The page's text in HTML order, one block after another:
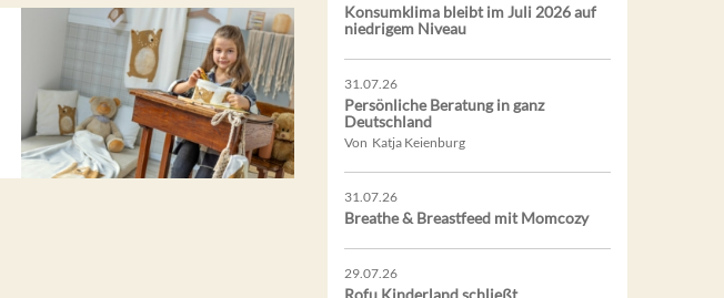
Konsumklima bleibt im Juli 2026 auf
niedrigem Niveau
31.07.26
Persönliche Beratung in ganz
Deutschland
Von Katja Keienburg
31.07.26
Breathe & Breastfeed mit Momcozy
29.07.26
Rofu Kinderland schließt